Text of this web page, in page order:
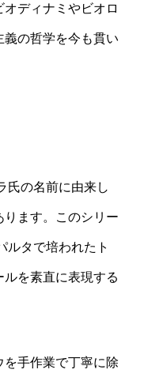
ディナミやビオロ
の哲学を今も貫い
氏の名前に由来し
ます。このシリー
ルタで培われたト
を素直に表現する
手作業で丁寧に除